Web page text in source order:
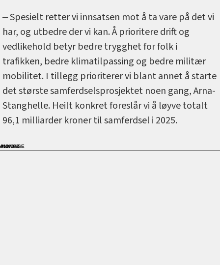
‒ Spesielt retter vi innsatsen mot å ta vare på det vi
har, og utbedre der vi kan. Å prioritere drift og
vedlikehold betyr bedre trygghet for folk i
trafikken, bedre klimatilpassing og bedre militær
mobilitet. I tillegg prioriterer vi blant annet å starte
det største samferdselsprosjektet noen gang, Arna-
Stanghelle. Heilt konkret foreslår vi å løyve totalt
96,1 milliarder kroner til samferdsel i 2025.